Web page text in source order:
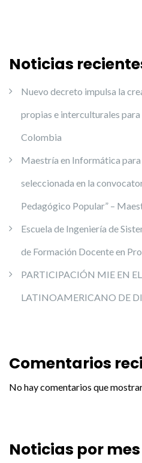
Noticias
Nuevo decreto impulsa la
propias e interculturales
Colombia
Maestría en Informática para
seleccionada en la
Pedagógico Popular” –
Escuela de Ingeniería de
de Formación Docente en
PARTICIPACIÓN MIE EN
LATINOAMERICANO DE
Comentarios
No hay comentarios que
Noticias por mes